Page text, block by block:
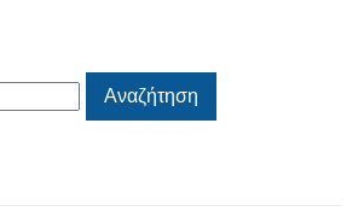
Αναζήτηση